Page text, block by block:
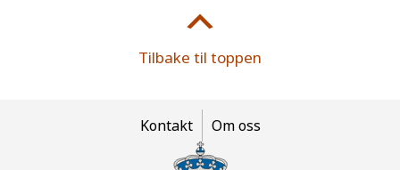
Tilbake til toppen
Kontakt Om oss